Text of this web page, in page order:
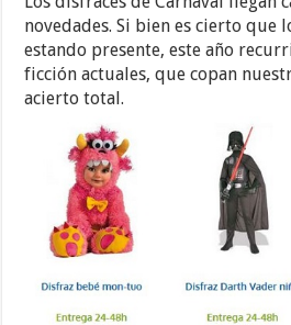
novedades. Si bien es cierto que
estando presente, este año
ficción actuales, que copan
acierto total.